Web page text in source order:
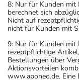
8: Nur für Kunden
berechnet sich
Nicht auf
nicht für Kunden mit
9: Nur für Kunden mit
rezeptpflichtige
Bestellungen über
Aktionsvorteilen
www.aponeo.de.